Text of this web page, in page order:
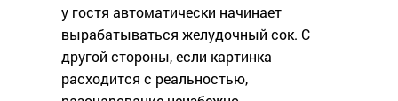
у гостя автоматически начинает
вырабатываться желудочный сок. С
другой стороны, если картинка
расходится с реальностью,